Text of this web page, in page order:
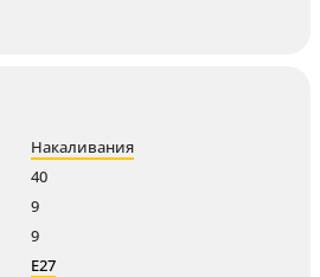
Накаливания
40
9
9
E27